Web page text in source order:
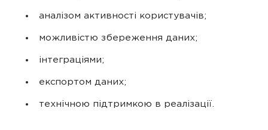
аналізом активності користувачів;
можливістю збереження даних;
інтеграціями;
експортом даних;
технічною підтримкою в реалізації.